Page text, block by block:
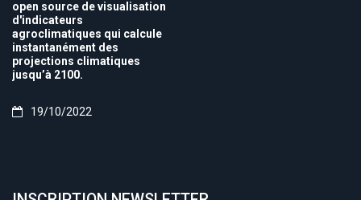
open source de visualisation
d'indicateurs
agroclimatiques qui calcule
instantanément des
projections climatiques
jusqu’à 2100.
19/10/2022